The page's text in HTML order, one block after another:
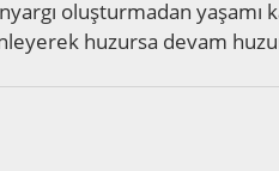
oluşturmadan
huzursa devam